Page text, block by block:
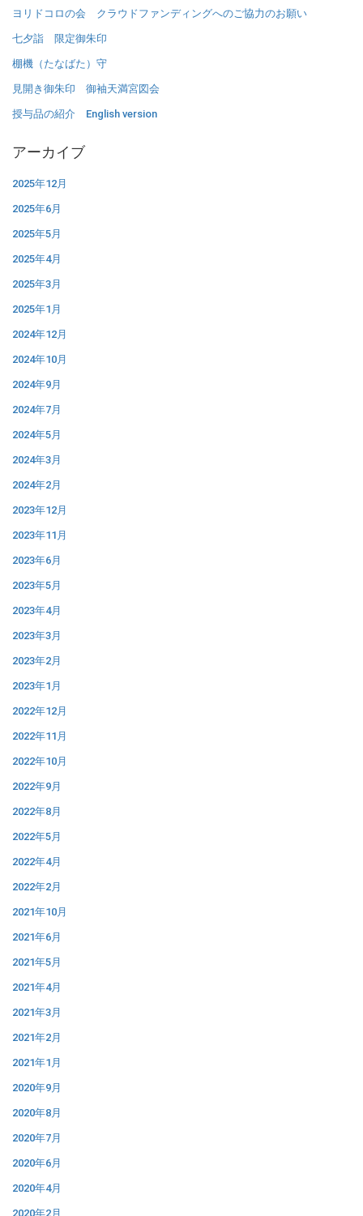
ヨリドコロの会 クラウドファンディングへのご協力のお願い
七夕詣 限定御朱印
棚機（たなばた）守
見開き御朱印 御袖天満宮図会
授与品の紹介 English version
アーカイブ
2025年12月
2025年6月
2025年5月
2025年4月
2025年3月
2025年1月
2024年12月
2024年10月
2024年9月
2024年7月
2024年5月
2024年3月
2024年2月
2023年12月
2023年11月
2023年6月
2023年5月
2023年4月
2023年3月
2023年2月
2023年1月
2022年12月
2022年11月
2022年10月
2022年9月
2022年8月
2022年5月
2022年4月
2022年2月
2021年10月
2021年6月
2021年5月
2021年4月
2021年3月
2021年2月
2021年1月
2020年9月
2020年8月
2020年7月
2020年6月
2020年4月
2020年2月